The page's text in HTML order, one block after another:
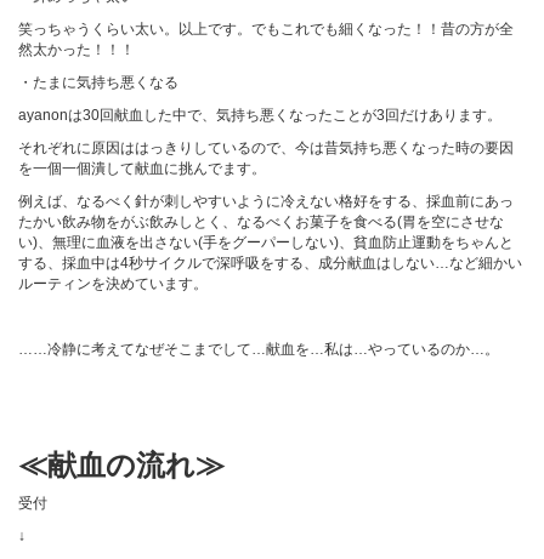
笑っちゃうくらい太い。以上です。でもこれでも細くなった！！昔の方が全
然太かった！！！
・たまに気持ち悪くなる
ayanonは30回献血した中で、気持ち悪くなったことが3回だけあります。
それぞれに原因ははっきりしているので、今は昔気持ち悪くなった時の要因
を一個一個潰して献血に挑んでます。
例えば、なるべく針が刺しやすいように冷えない格好をする、採血前にあっ
たかい飲み物をがぶ飲みしとく、なるべくお菓子を食べる(胃を空にさせな
い)、無理に血液を出さない(手をグーパーしない)、貧血防止運動をちゃんと
する、採血中は4秒サイクルで深呼吸をする、成分献血はしない…など細かい
ルーティンを決めています。
……冷静に考えてなぜそこまでして…献血を…私は…やっているのか…。
≪献血の流れ≫
受付
↓